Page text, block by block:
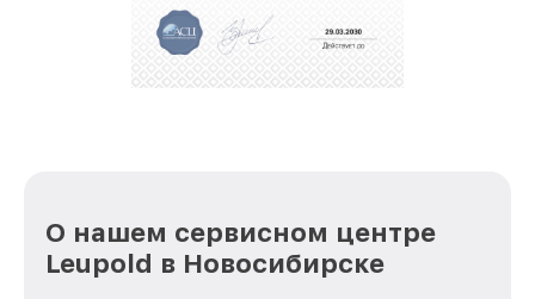
положительные отзывы и обрели отличную
репутацию. Мы постоянно совершенствуемся и
О нашем сервисном центре
Leupold в Новосибирске